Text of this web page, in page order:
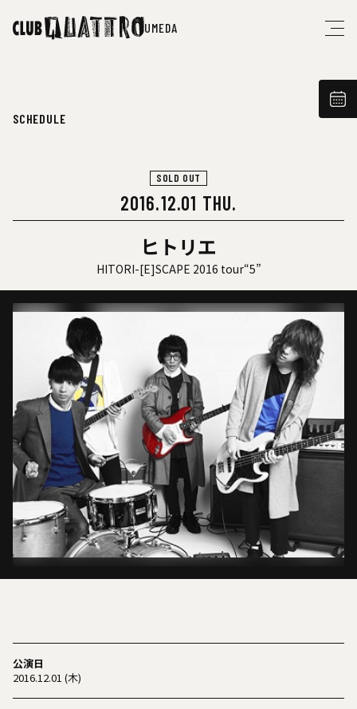
UMEDA
SCHEDULE
SOLD OUT
2016.12.01 THU.
ヒトリエ
HITORI-[E]SCAPE 2016 tour“5”
公演日
2016.12.01 (木)